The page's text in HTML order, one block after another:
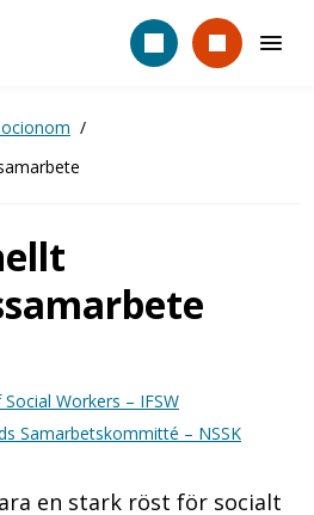
Workers – IFSW
Samarbetskommitté – NSSK
en stark röst för socialt